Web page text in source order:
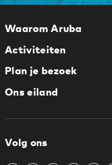
Waarom Aruba
Activiteiten
Plan je bezoek
Ons eiland
Volg ons